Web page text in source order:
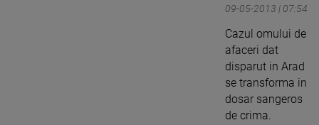
09-05-2013 | 07:54
Cazul omului de
afaceri dat
disparut in Arad
se transforma in
dosar sangeros
de crima.